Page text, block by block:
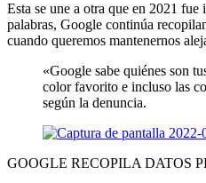
Esta se une a otra que en 2021
palabras, Google continúa
cuando queremos mantenernos
«Google sabe quiénes son
color favorito e incluso las
según la denuncia.
GOOGLE RECOPILA DATOS